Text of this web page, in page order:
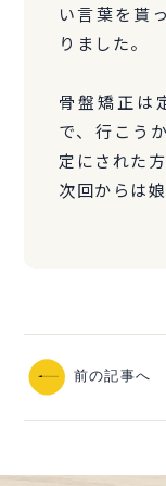
い言葉を貰
りました。
骨盤矯正は
で、行こう
定にされた
次回からは
前の記事へ